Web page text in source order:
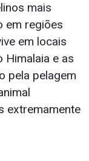
mais
em regiões
em locais
Himalaia e as
pela pelagem
extremamente